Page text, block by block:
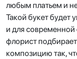
любым платьем и
Такой букет будет
и для современной
флорист
композицию так,